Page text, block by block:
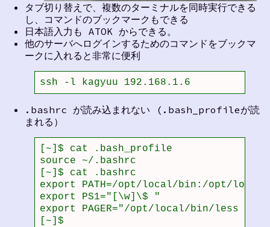
タブ切り替えで、複数のターミナルを同時実行できる
し、コマンドのブックマークもできる
日本語入力も ATOK からできる。
他のサーバへログインするためのコマンドをブックマ
ークに入れると非常に便利
ssh -l kagyuu 192.168.1.6
.bashrc が読み込まれない (.bash_profileが読
まれる）
[~]$ cat .bash_profile
source ~/.bashrc
[~]$ cat .bashrc
export PATH=/opt/local/bin:/opt/local/
export PS1="[\w]\$ "
export PAGER="/opt/local/bin/less -R"
[~]$